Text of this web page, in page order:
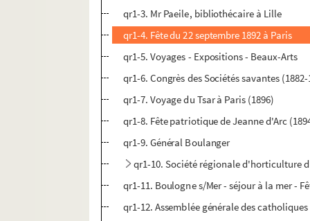
qr1-3. Mr Paeile, bibliothécaire à Lille
qr1-4. Fête du 22 septembre 1892 à Paris
qr1-5. Voyages - Expositions - Beaux-Arts
qr1-6. Congrès des Sociétés savantes
qr1-7. Voyage du Tsar à Paris (1896)
qr1-8. Fête patriotique de Jeanne d'Arc
qr1-9. Général Boulanger
qr1-10. Société régionale d'horticulture
qr1-11. Boulogne s/Mer - séjour à la mer -
qr1-12. Assemblée générale des